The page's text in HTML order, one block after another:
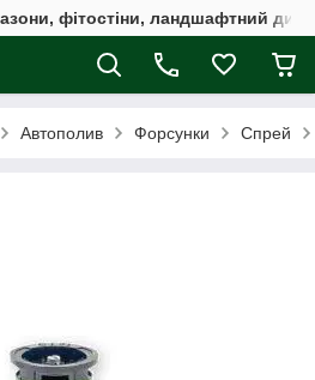
фітостіни, ландшафтний
Автополив Форсунки Спрей